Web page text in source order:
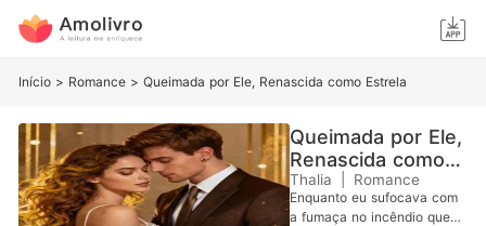
Início > Romance > Queimada por Ele, Renascida como Estrela
Queimada por Ele,
Renascida como
Estrela
Thalia Romance
Enquanto eu sufocava com
a fumaça no incêndio que